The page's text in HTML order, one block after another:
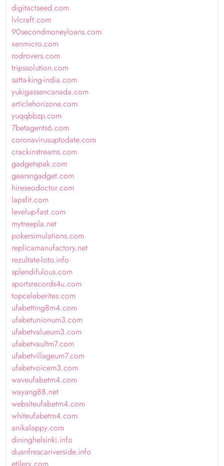
digitactseed.com
lvlcraft.com
90secondmoneyloans.com
xenmicro.com
rodrovers.com
tripssolution.com
satta-king-india.com
yukigassencanada.com
articlehorizone.com
yuqqbbzp.com
7betagents6.com
coronavirusuptodate.com
crackinstreams.com
gadgetspak.com
gearsngadget.com
hireseodoctor.com
lapsfit.com
levelup-fast.com
mytreepla.net
pokersimulations.com
replicamanufactory.net
rezultate-loto.info
splendifulous.com
sportsrecords4u.com
topceleberites.com
ufabetting8m4.com
ufabetunionum3.com
ufabetvalueum3.com
ufabetvaultm7.com
ufabetvillageum7.com
ufabetvoicem3.com
waveufabetm4.com
wayang88.net
websiteufabetm4.com
whiteufabetm4.com
anikalappy.com
dininghelsinki.info
duanfrescariverside.info